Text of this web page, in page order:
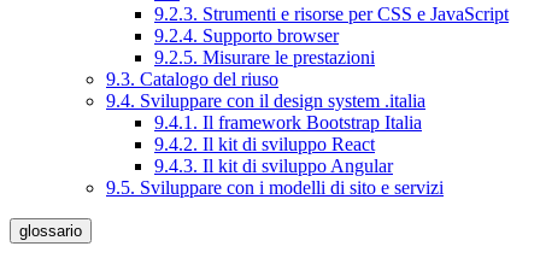
9.2.3. Strumenti e risorse per CSS e JavaScript
9.2.4. Supporto browser
9.2.5. Misurare le prestazioni
9.3. Catalogo del riuso
9.4. Sviluppare con il design system .italia
9.4.1. Il framework Bootstrap Italia
9.4.2. Il kit di sviluppo React
9.4.3. Il kit di sviluppo Angular
9.5. Sviluppare con i modelli di sito e servizi
glossario